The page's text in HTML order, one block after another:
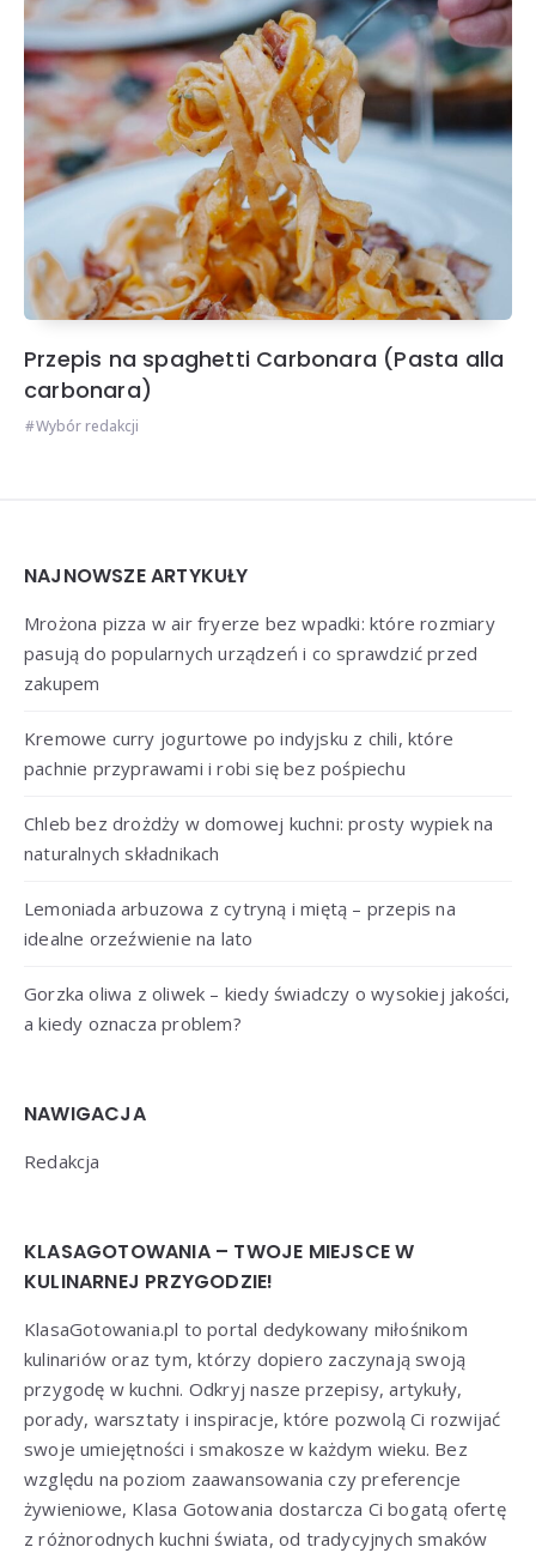
Przepis na spaghetti Carbonara (Pasta alla
carbonara)
Wybór redakcji
Widgets
NAJNOWSZE ARTYKUŁY
Mrożona pizza w air fryerze bez wpadki: które rozmiary
pasują do popularnych urządzeń i co sprawdzić przed
zakupem
Kremowe curry jogurtowe po indyjsku z chili, które
pachnie przyprawami i robi się bez pośpiechu
Chleb bez drożdży w domowej kuchni: prosty wypiek na
naturalnych składnikach
Lemoniada arbuzowa z cytryną i miętą – przepis na
idealne orzeźwienie na lato
Gorzka oliwa z oliwek – kiedy świadczy o wysokiej jakości,
a kiedy oznacza problem?
NAWIGACJA
Redakcja
KLASAGOTOWANIA – TWOJE MIEJSCE W
KULINARNEJ PRZYGODZIE!
KlasaGotowania.pl to portal dedykowany miłośnikom
kulinariów oraz tym, którzy dopiero zaczynają swoją
przygodę w kuchni. Odkryj nasze przepisy, artykuły,
porady, warsztaty i inspiracje, które pozwolą Ci rozwijać
swoje umiejętności i smakosze w każdym wieku. Bez
względu na poziom zaawansowania czy preferencje
żywieniowe, Klasa Gotowania dostarcza Ci bogatą ofertę
z różnorodnych kuchni świata, od tradycyjnych smaków